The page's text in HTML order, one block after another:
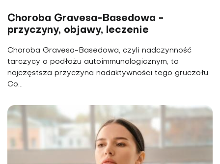
Choroba Gravesa-Basedowa -
przyczyny, objawy, leczenie
Choroba Gravesa-Basedowa, czyli nadczynność
tarczycy o podłożu autoimmunologicznym, to
najczęstsza przyczyna nadaktywności tego gruczołu.
Co...